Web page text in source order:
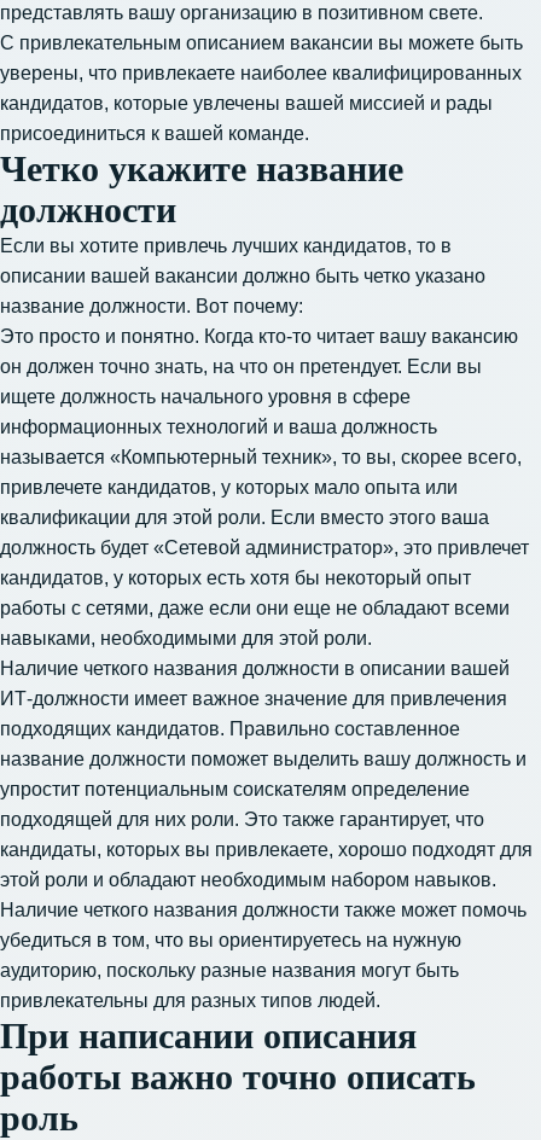
представлять вашу организацию в позитивном свете.
С привлекательным описанием вакансии вы можете быть
уверены, что привлекаете наиболее квалифицированных
кандидатов, которые увлечены вашей миссией и рады
присоединиться к вашей команде.
Четко укажите название
должности
Если вы хотите привлечь лучших кандидатов, то в
описании вашей вакансии должно быть четко указано
название должности. Вот почему:
Это просто и понятно. Когда кто-то читает вашу вакансию
он должен точно знать, на что он претендует. Если вы
ищете должность начального уровня в сфере
информационных технологий и ваша должность
называется «Компьютерный техник», то вы, скорее всего,
привлечете кандидатов, у которых мало опыта или
квалификации для этой роли. Если вместо этого ваша
должность будет «Сетевой администратор», это привлечет
кандидатов, у которых есть хотя бы некоторый опыт
работы с сетями, даже если они еще не обладают всеми
навыками, необходимыми для этой роли.
Наличие четкого названия должности в описании вашей
ИТ-должности имеет важное значение для привлечения
подходящих кандидатов. Правильно составленное
название должности поможет выделить вашу должность и
упростит потенциальным соискателям определение
подходящей для них роли. Это также гарантирует, что
кандидаты, которых вы привлекаете, хорошо подходят для
этой роли и обладают необходимым набором навыков.
Наличие четкого названия должности также может помочь
убедиться в том, что вы ориентируетесь на нужную
аудиторию, поскольку разные названия могут быть
привлекательны для разных типов людей.
При написании описания
работы важно точно описать
роль